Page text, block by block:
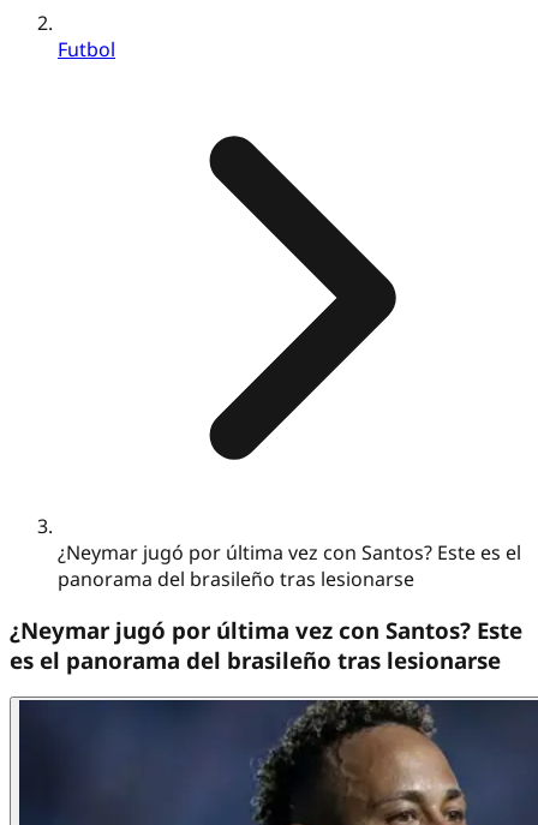
Futbol
¿Neymar jugó por última vez con Santos? Este es el
panorama del brasileño tras lesionarse
¿Neymar jugó por última vez con Santos? Este
es el panorama del brasileño tras lesionarse